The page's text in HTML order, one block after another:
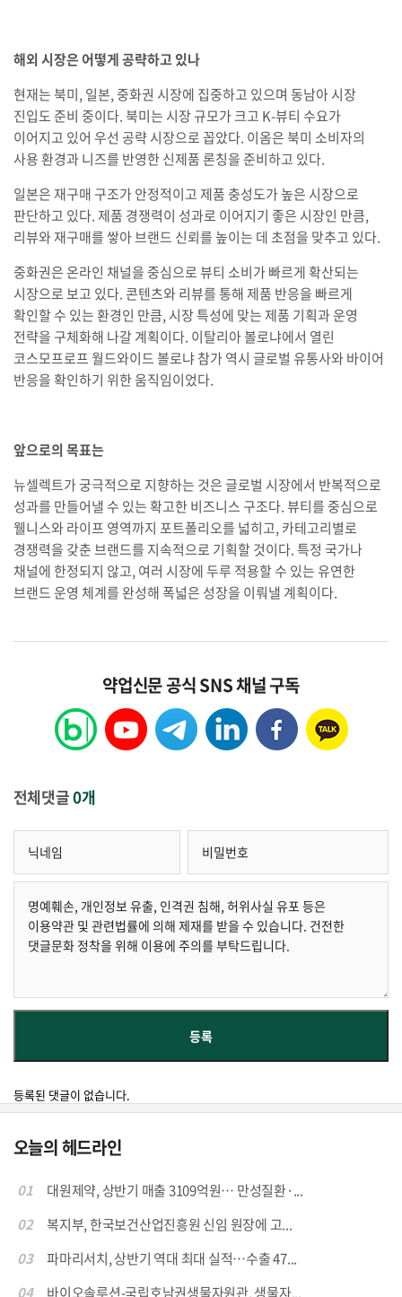
해외 시장은 어떻게 공략하고 있나
현재는 북미, 일본, 중화권 시장에 집중하고 있으며 동남아 시장
진입도 준비 중이다. 북미는 시장 규모가 크고 K-뷰티 수요가
이어지고 있어 우선 공략 시장으로 꼽았다. 이옴은 북미 소비자의
사용 환경과 니즈를 반영한 신제품 론칭을 준비하고 있다.
일본은 재구매 구조가 안정적이고 제품 충성도가 높은 시장으로
판단하고 있다. 제품 경쟁력이 성과로 이어지기 좋은 시장인 만큼,
리뷰와 재구매를 쌓아 브랜드 신뢰를 높이는 데 초점을 맞추고 있다.
중화권은 온라인 채널을 중심으로 뷰티 소비가 빠르게 확산되는
시장으로 보고 있다. 콘텐츠와 리뷰를 통해 제품 반응을 빠르게
확인할 수 있는 환경인 만큼, 시장 특성에 맞는 제품 기획과 운영
전략을 구체화해 나갈 계획이다. 이탈리아 볼로냐에서 열린
코스모프로프 월드와이드 볼로냐 참가 역시 글로벌 유통사와 바이어
반응을 확인하기 위한 움직임이었다.
앞으로의 목표는
뉴셀렉트가 궁극적으로 지향하는 것은 글로벌 시장에서 반복적으로
성과를 만들어낼 수 있는 확고한 비즈니스 구조다. 뷰티를 중심으로
웰니스와 라이프 영역까지 포트폴리오를 넓히고, 카테고리별로
경쟁력을 갖춘 브랜드를 지속적으로 기획할 것이다. 특정 국가나
채널에 한정되지 않고, 여러 시장에 두루 적용할 수 있는 유연한
브랜드 운영 체계를 완성해 폭넓은 성장을 이뤄낼 계획이다.
약업신문 공식 SNS 채널 구독
전체댓글0개
등록된 댓글이 없습니다.
오늘의 헤드라인
01
대원제약, 상반기 매출 3109억원… 만성질환·...
02
복지부, 한국보건산업진흥원 신임 원장에 고...
03
파마리서치, 상반기 역대 최대 실적…수출 47...
04
바이오솔루션-국립호남권생물자원관, 생물자...